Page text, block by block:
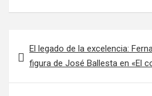
El legado de la excelencia:
figura de José Ballesta en «El